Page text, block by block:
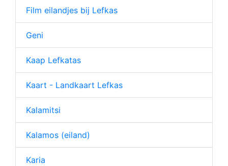
Film eilandjes bij Lefkas
Geni
Kaap Lefkatas
Kaart - Landkaart Lefkas
Kalamitsi
Kalamos (eiland)
Karia